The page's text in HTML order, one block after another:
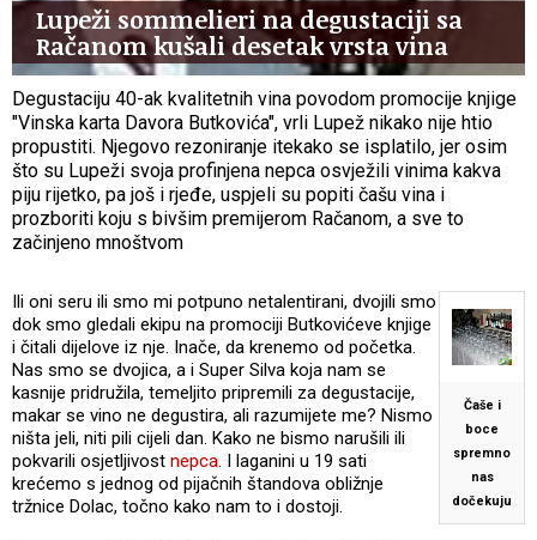
Lupeži sommelieri na degustaciji sa
Račanom kušali desetak vrsta vina
Degustaciju 40-ak kvalitetnih vina povodom promocije knjige
"Vinska karta Davora Butkovića", vrli Lupež nikako nije htio
propustiti. Njegovo rezoniranje itekako se isplatilo, jer osim
što su Lupeži svoja profinjena nepca osvježili vinima kakva
piju rijetko, pa još i rjeđe, uspjeli su popiti čašu vina i
prozboriti koju s bivšim premijerom Račanom, a sve to
začinjeno mnoštvom
Čaše i
boce
spremno
nas
dočekuju
Ili oni seru ili smo mi potpuno netalentirani, dvojili smo
dok smo gledali ekipu na promociji Butkovićeve knjige
i čitali dijelove iz nje. Inače, da krenemo od početka.
Nas smo se dvojica, a i Super Silva koja nam se
kasnije pridružila, temeljito pripremili za degustacije,
makar se vino ne degustira, ali razumijete me? Nismo
ništa jeli, niti pili cijeli dan. Kako ne bismo narušili ili
pokvarili osjetljivost nepca. I laganini u 19 sati
krećemo s jednog od pijačnih štandova obližnje
tržnice Dolac, točno kako nam to i dostoji.